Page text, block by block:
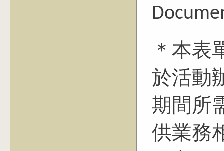
＊本表
於活動
期間所
供業務